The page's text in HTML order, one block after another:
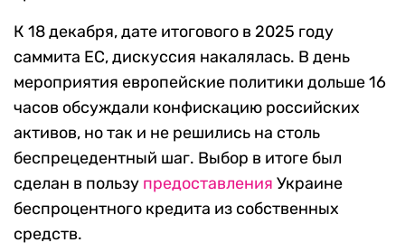
К 18 декабря, дате итогового в 2025 году
саммита ЕС, дискуссия накалялась. В день
мероприятия европейские политики дольше 16
часов обсуждали конфискацию российских
активов, но так и не решились на столь
беспрецедентный шаг. Выбор в итоге был
сделан в пользу предоставления Украине
беспроцентного кредита из собственных
средств.